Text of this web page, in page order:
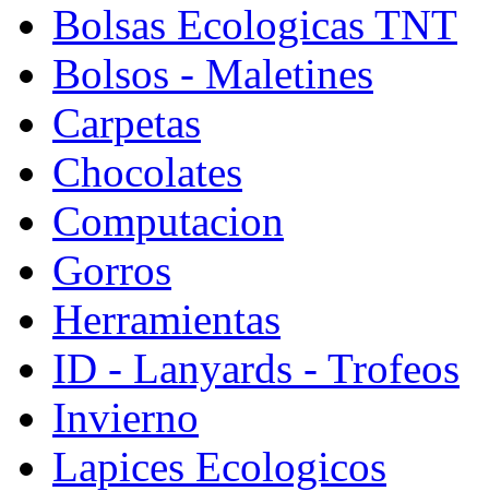
Bolsas Ecologicas TNT
Bolsos - Maletines
Carpetas
Chocolates
Computacion
Gorros
Herramientas
ID - Lanyards - Trofeos
Invierno
Lapices Ecologicos